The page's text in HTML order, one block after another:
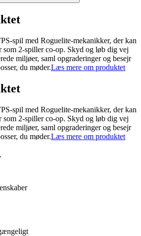
spil med Roguelite-mekanikker, der kan
som 2-spiller co-op. Skyd og løb dig vej
miljøer, saml opgraderinger og besejr
du møder.Læs mere om produktet
spil med Roguelite-mekanikker, der kan
som 2-spiller co-op. Skyd og løb dig vej
miljøer, saml opgraderinger og besejr
du møder.Læs mere om produktet